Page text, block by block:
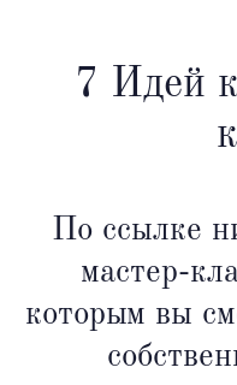
7 Идей
По ссылке
мастер-
которым вы